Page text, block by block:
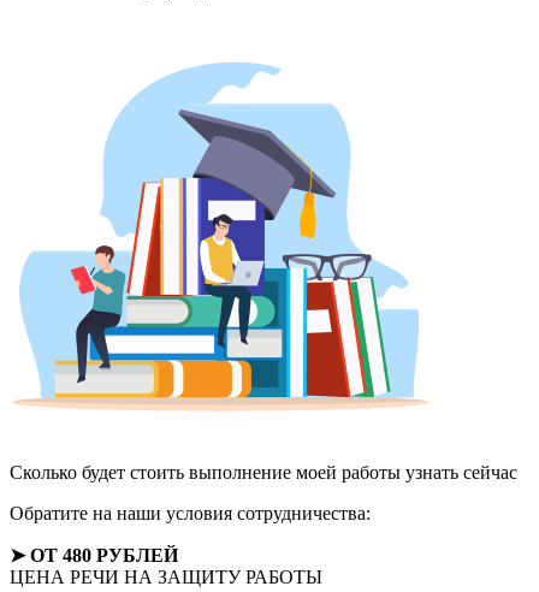
Сколько будет стоить выполнение моей работы узнать сейчас
Обратите на наши условия сотрудничества:
➤ ОТ 480 РУБЛЕЙ
ЦЕНА РЕЧИ НА ЗАЩИТУ РАБОТЫ